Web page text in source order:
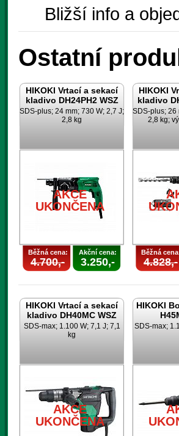
Bližší info a
Ostatní
HIKOKI Vrtací a sekací
kladivo DH24PH2 WSZ
SDS-plus; 24 mm; 730 W; 2,7 J;
2,8 kg
AKCE
UKONČENA
Běžná cena:
4.700,-
Akční cena:
3.250,-
HIKOKI
kladivo
SDS-plus; 26
2,8 kg;
Běžná
4.828,-
HIKOKI Vrtací a sekací
kladivo DH40MC WSZ
SDS-max; 1.100 W; 7,1 J; 7,1
kg
AKCE
UKONČENA
HIKOKI
SDS-max;